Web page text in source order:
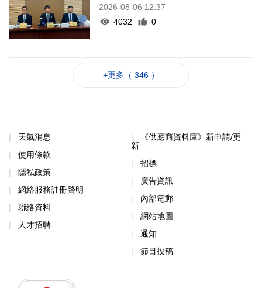
2026-08-06 12:37
4032
0
+更多（ 346 ）
天氣消息
使用條款
隱私政策
網絡服務註冊聲明
聯絡資料
人才招聘
《供應商資料庫》新申請/更
新
招標
廣告資訊
內部電郵
網站地圖
通知
節目投稿